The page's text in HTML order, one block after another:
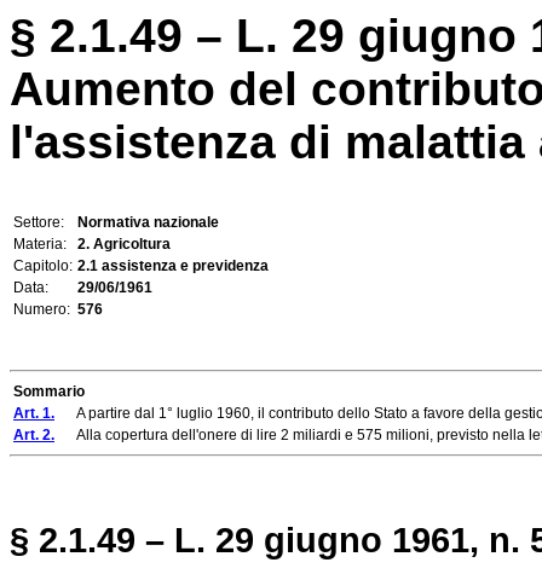
§ 2.1.49 – L. 29 giugno
Aumento del
l'assistenza di
Settore:
Normativa nazionale
Materia:
2. Agricoltura
Capitolo: 2.1 assistenza e previdenza
Data:
29/06/1961
Numero: 576
Sommario
Art. 1. A partire dal 1° luglio 1960, il contributo dello Stato a favore della
Art. 2. Alla copertura dell'onere di lire 2 miliardi e 575 milioni, previsto nella
§ 2.1.49 – L. 29 giugno 1961, n.